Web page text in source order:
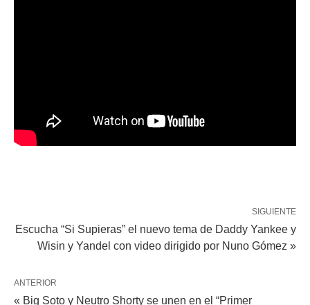
SIGUIENTE
Escucha “Si Supieras” el nuevo tema de Daddy Yankee y
Wisin y Yandel con video dirigido por Nuno Gómez »
ANTERIOR
« Big Soto y Neutro Shorty se unen en el “Primer